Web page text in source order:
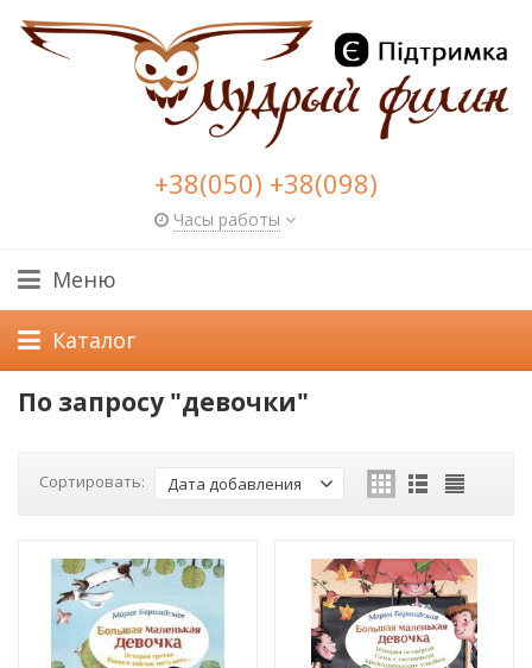
+38(050) +38(098)
Часы работы
Меню
Каталог
По запросу "девочки"
Сортировать: Дата добавления